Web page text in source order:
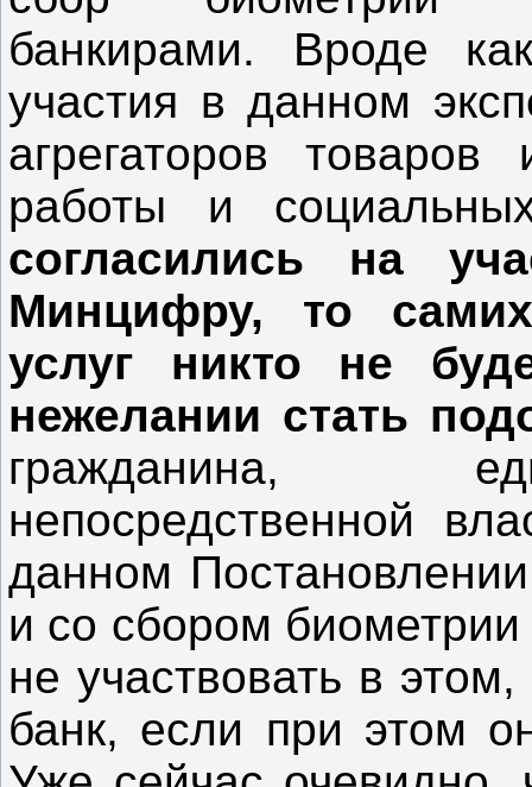
банкирами. Вроде
участия в данном
агрегаторов
работы и
согласились на
Минцифру, то самих
услуг никто не
нежелании стать
гражданина,
непосредственной
данном
и со сбором
не участвовать в
банк, если при этом